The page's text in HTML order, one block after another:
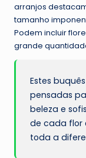
arranjos
tamanho
Podem incluir
grande
Estes
pensadas
beleza e
de cada flor
toda a